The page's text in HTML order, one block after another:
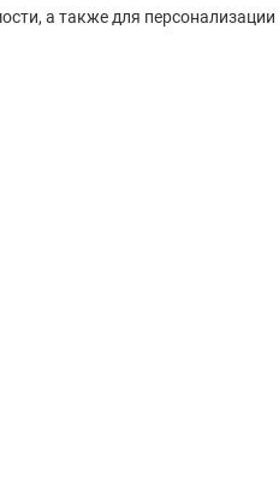
а также для персонализации